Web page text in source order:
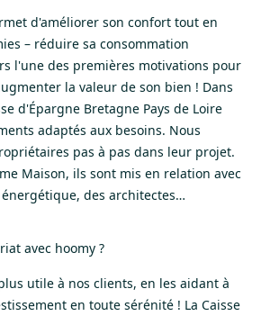
d'améliorer son confort tout en
– réduire sa consommation
l'une des premières motivations pour
la valeur de son bien ! Dans
d'Épargne Bretagne Pays de Loire
adaptés aux besoins. Nous
pas à pas dans leur projet.
Maison, ils sont mis en relation avec
des architectes…
avec hoomy ?
utile à nos clients, en les aidant à
en toute sérénité ! La Caisse